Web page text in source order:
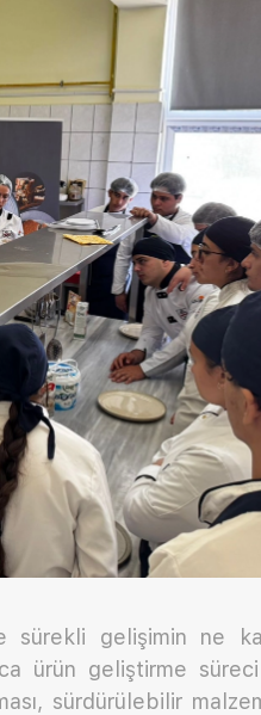
sürekli gelişimin ne
ürün geliştirme
sürdürülebilir